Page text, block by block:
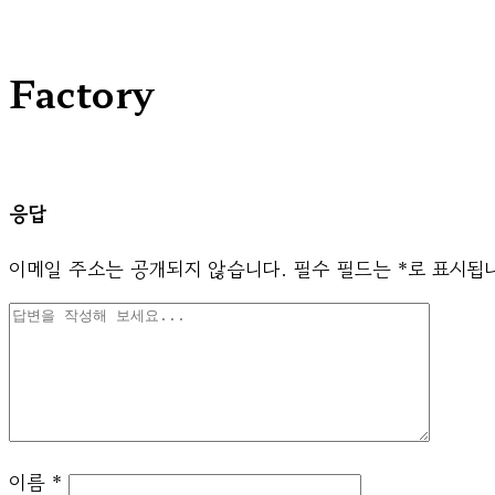
Factory
응답
이메일 주소는 공개되지 않습니다. 필수 필드는 *로 표시됩
이름 *